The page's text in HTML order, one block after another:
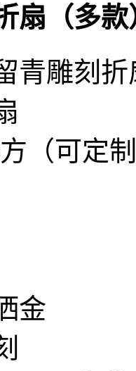
扇（多款
青雕刻折
（可定
金